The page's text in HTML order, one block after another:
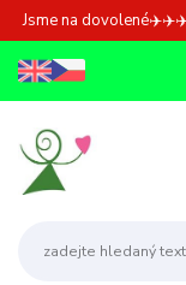
Jsme na